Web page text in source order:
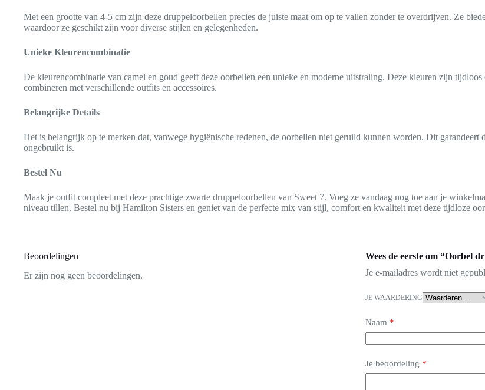
Met een grootte van 4-5 cm zijn deze druppeloorbellen precies de juiste maat om op te vallen zonder te overdrijven. Ze
waardoor ze geschikt zijn voor diverse stijlen en gelegenheden.
Unieke Kleurencombinatie
De kleurencombinatie van camel en goud geeft deze oorbellen een unieke en moderne uitstraling. Deze kleuren zijn
combineren met verschillende outfits en accessoires.
Belangrijke Details
Het is belangrijk op te merken dat, vanwege hygiënische redenen, de oorbellen niet geruild kunnen worden. Dit
ongebruikt is.
Bestel Nu
Maak je outfit compleet met deze prachtige zwarte druppeloorbellen van Sweet 7. Voeg ze vandaag nog toe aan je
niveau tillen. Bestel nu bij Hamilton Sisters en geniet van de perfecte mix van stijl, comfort en kwaliteit met deze tijdloze
Beoordelingen
Er zijn nog geen beoordelingen.
Wees de eerste om “Oorbel
Je e-mailadres wordt niet
JE WAARDERING
Naam *
Je beoordeling *